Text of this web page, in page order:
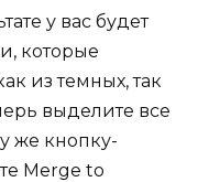
у вас будет
которые
из темных, так
выделите все
же кнопку-
Merge to